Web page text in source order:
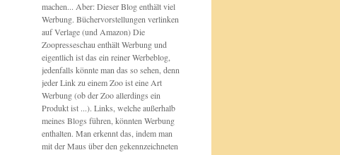
machen... Aber: Dieser Blog enthält viel
Werbung. Büchervorstellungen verlinken
auf Verlage (und Amazon) Die
Zoopresseschau enthält Werbung und
eigentlich ist das ein reiner Werbeblog,
jedenfalls könnte man das so sehen, denn
jeder Link zu einem Zoo ist eine Art
Werbung (ob der Zoo allerdings ein
Produkt ist ...). Links, welche außerhalb
meines Blogs führen, könnten Werbung
enthalten. Man erkennt das, indem man
mit der Maus über den gekennzeichneten